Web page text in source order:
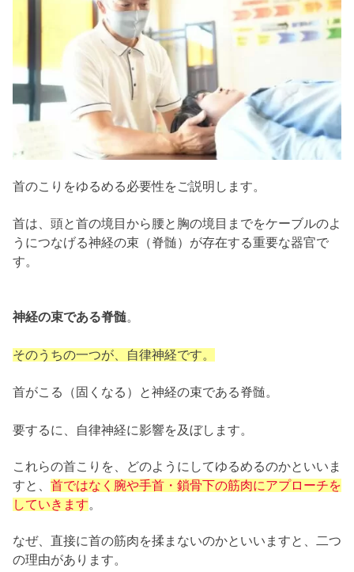
首のこりをゆるめる必要性をご説明します。
首は、頭と首の境目から腰と胸の境目までをケーブルのよ
うにつなげる神経の束（脊髄）が存在する重要な器官で
す。
神経の束である脊髄。
そのうちの一つが、自律神経です。
首がこる（固くなる）と神経の束である脊髄。
要するに、自律神経に影響を及ぼします。
これらの首こりを、どのようにしてゆるめるのかといいま
すと、 首ではなく腕や手首・鎖骨下の筋肉にアプローチを
していきます。
なぜ、直接に首の筋肉を揉まないのかといいますと、二つ
の理由があります。